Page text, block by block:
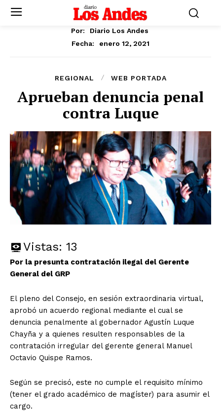
Por:
Diario Los Andes
Fecha:
enero 12, 2021
REGIONAL WEB PORTADA
Aprueban denuncia penal
contra Luque
Vistas: 13
Por la presunta contratación ilegal del Gerente
General del GRP
El pleno del Consejo, en sesión extraordinaria virtual,
aprobó un acuerdo regional mediante el cual se
denuncia penalmente al gobernador Agustín Luque
Chayña y a quienes resulten responsables de la
contratación irregular del gerente general Manuel
Octavio Quispe Ramos.
Según se precisó, este no cumple el requisito mínimo
(tener el grado académico de magíster) para asumir el
cargo.